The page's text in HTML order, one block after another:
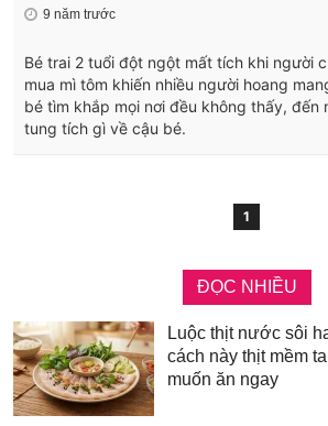
9 năm trước
Bé trai 2 tuổi đột ngột mất tích khi người
mua mì tôm khiến nhiều người hoang
bé tìm khắp mọi nơi đều không thấy, đến
tung tích gì về cậu bé.
1
ĐỌC NHIỀU
Luộc thịt nước sôi
cách này thịt mềm
muốn ăn ngay